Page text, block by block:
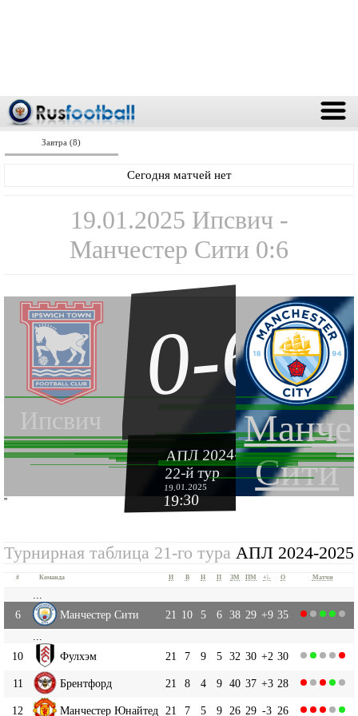
Завтра (8)
Сегодня матчей нет
19.01.2025 Ипсвич -
Манчестер Сити 0:6
Ипсвич
Сити
0-6
АПЛ 2024-2025
22-й тур
19.01.2025
19:30
''
Турнирная таблица 21-го тура АПЛ 2024-2025
# Команда И В Н П ЗМ ПМ +|- О Матчи
6
Манчестер Сити 21 10 5 6 38 29 +9 35
10
Фулхэм 21 7 9 5 32 30 +2 30
11 Брентфорд 21 8 4 9 40 37 +3 28
12 Манчестер Юнайтед 21 7 5 9 26 29 -3 26